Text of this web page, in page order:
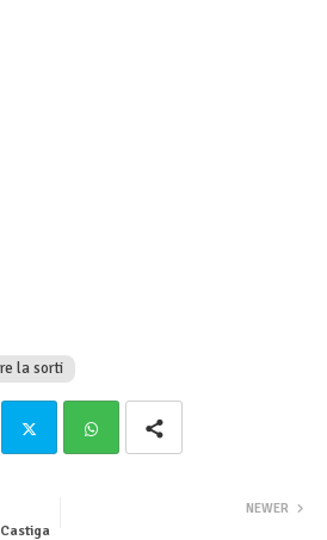
la sorti
ter
NEWER